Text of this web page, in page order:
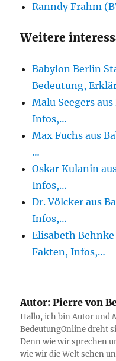
Ranndy Frahm
Weitere
Babylon Berlin
Bedeutung,
Malu Seegers
Infos,…
Max Fuchs aus
…
Oskar Kulanin
Infos,…
Dr. Völcker aus
Infos,…
Elisabeth
Fakten, Infos,…
Autor: Pierre von
Hallo, ich bin Autor und
BedeutungOnline dreht
Denn wie wir sprechen
wie wir die Welt sehen